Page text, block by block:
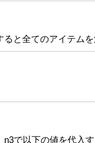
と全てのアイテムを
で以下の値を代入